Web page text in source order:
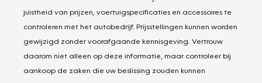
juistheid van prijzen, voertuigspecificaties en accessoires te
controleren met het autobedrijf. Prijsstellingen kunnen worden
gewijzigd zonder voorafgaande kennisgeving. Vertrouw
daarom niet alleen op deze informatie, maar controleer bij
aankoop de zaken die uw beslissing zouden kunnen